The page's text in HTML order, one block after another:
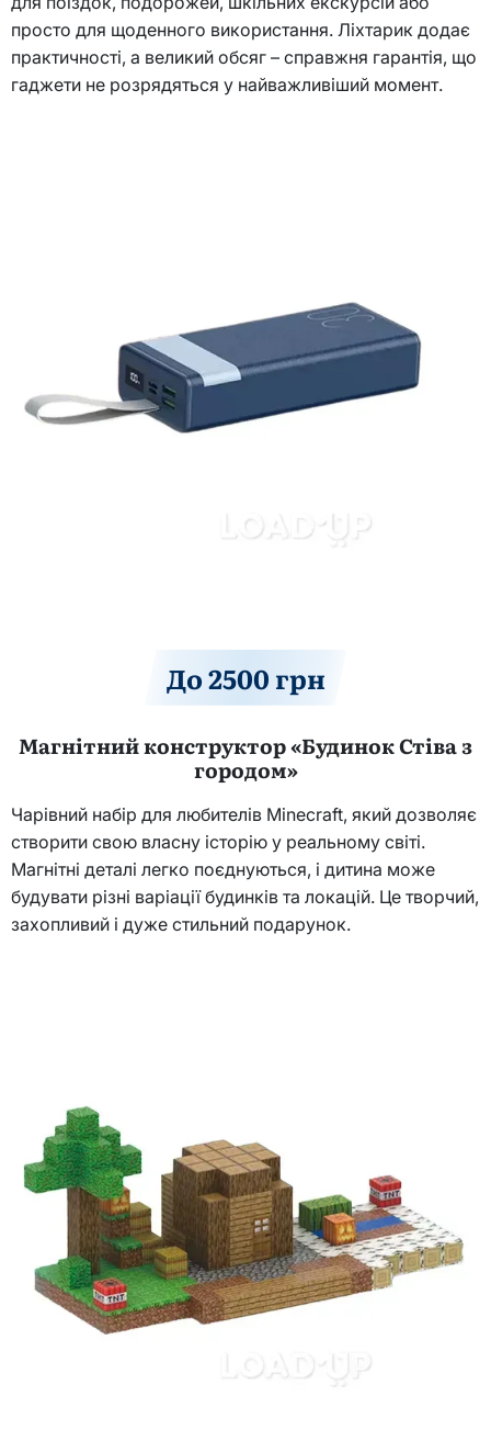
просто для щоденного використання. Ліхтарик додає
практичності, а великий обсяг – справжня гарантія, що
гаджети не розрядяться у найважливіший момент.
До 2500 грн
Магнітний конструктор «Будинок Стіва з
городом»
Чарівний набір для любителів Minecraft, який дозволяє
створити свою власну історію у реальному світі.
Магнітні деталі легко поєднуються, і дитина може
будувати різні варіації будинків та локацій. Це творчий,
захопливий і дуже стильний подарунок.